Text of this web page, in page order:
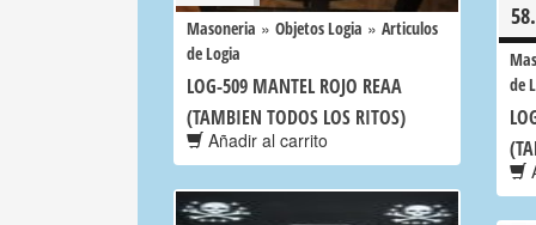
Masoneria » Objetos Logia » Articulos
de Logia
LOG-509 MANTEL ROJO REAA
(TAMBIEN TODOS LOS RITOS)
Añadir al carrito
de